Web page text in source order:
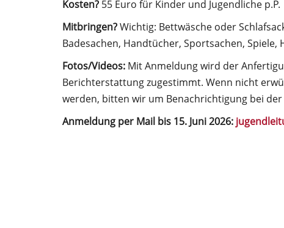
Kosten? 55 Euro für Kinder und Jugendliche p.P.
Mitbringen?Wichtig: Bettwäsche oder
Badesachen, Handtücher, Sportsachen, Spiele,
Fotos/Videos: Mit Anmeldung wird der
Berichterstattung zugestimmt. Wenn nicht
werden, bitten wir um Benachrichtigung bei
Anmeldung per Mail bis 15. Juni 2026: